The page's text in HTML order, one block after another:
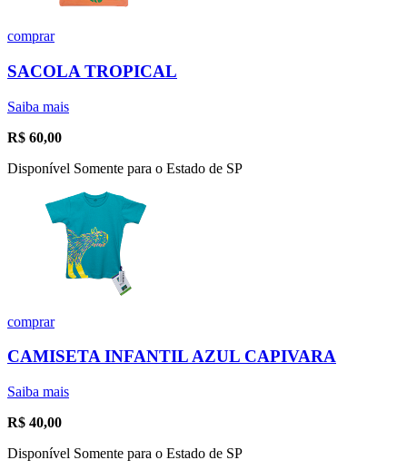
comprar
SACOLA TROPICAL
Saiba mais
R$ 60,00
Disponível Somente para o Estado de SP
comprar
CAMISETA INFANTIL AZUL CAPIVARA
Saiba mais
R$ 40,00
Disponível Somente para o Estado de SP